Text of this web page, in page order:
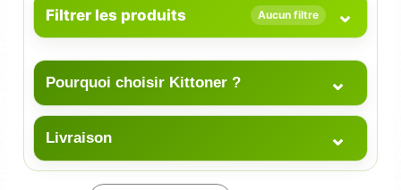
Filtrer les produits Aucun filtre ⌄
Pourquoi choisir Kittoner ? ⌄
Livraison ⌄